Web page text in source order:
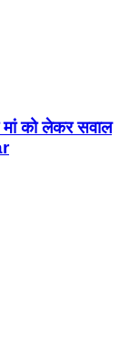
मां को लेकर सवाल